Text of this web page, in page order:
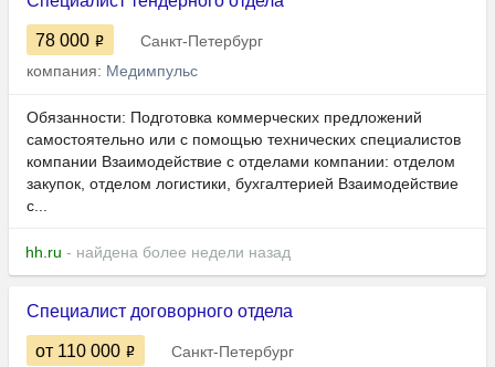
78 000
Санкт-Петербург
компания: Медимпульс
Обязанности: Подготовка коммерческих предложений
самостоятельно или с помощью технических специалистов
компании Взаимодействие с отделами компании: отделом
закупок, отделом логистики, бухгалтерией Взаимодействие
с...
hh.ru - найдена более недели назад
Специалист договорного отдела
от 110 000
Санкт-Петербург